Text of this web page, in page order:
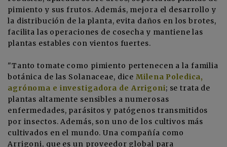
pimiento y sus frutos. Además, mejora el desarrollo y
la distribución de la planta, evita daños en los brotes,
facilita las operaciones de cosecha y mantiene las
plantas estables con vientos fuertes.
"Tanto tomate como pimiento pertenecen a la familia
botánica de las Solanaceae, diceMilena Poledica,
agrónoma e investigadora de Arrigoni; se trata de
plantas altamente sensibles a numerosas
enfermedades, parásitos y patógenos transmitidos
por insectos. Además, son uno de los cultivos más
cultivados en el mundo. Una compañía como
Arrigoni, que es un proveedor global para